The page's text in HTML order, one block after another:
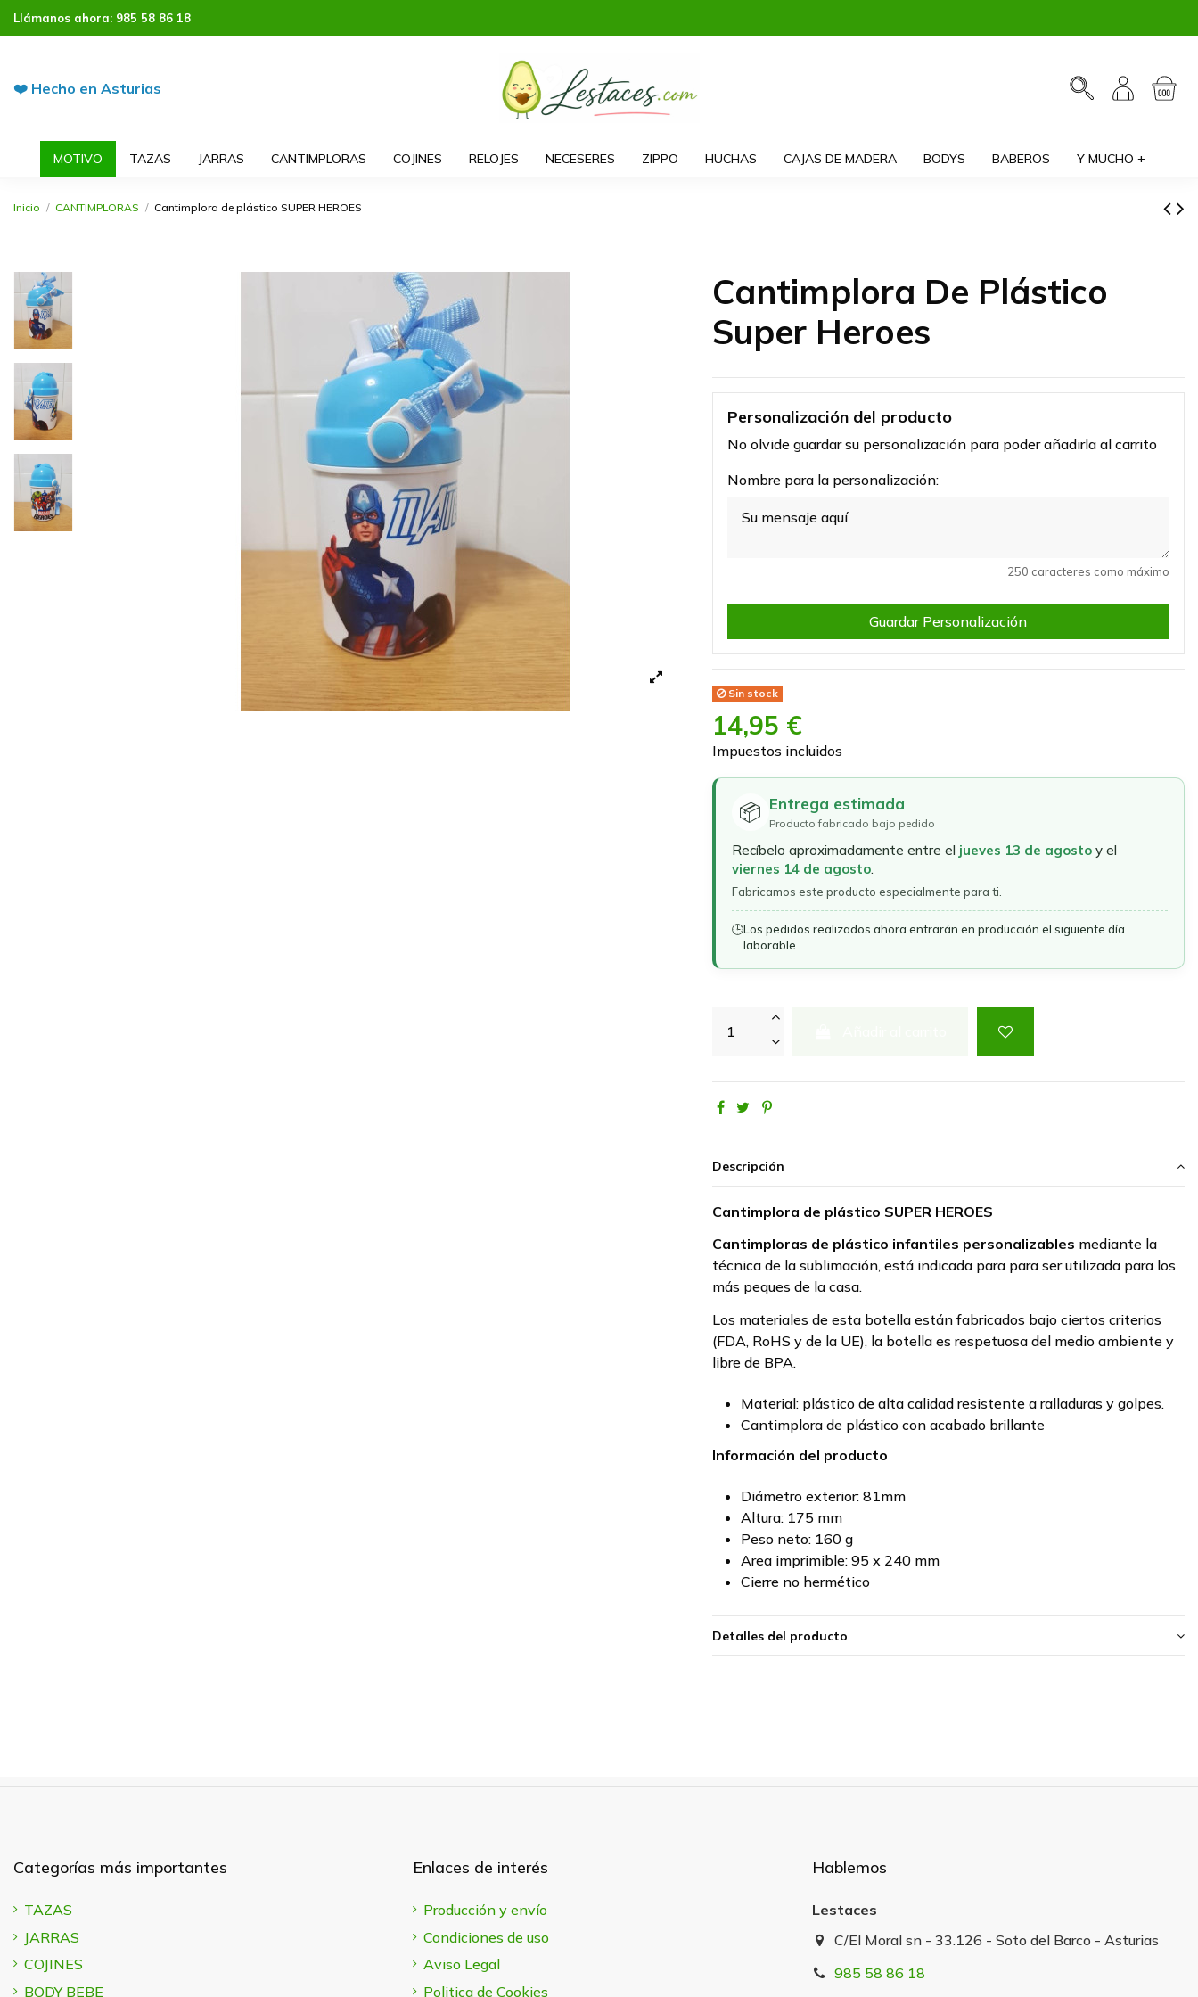
Llámanos ahora: 985 58 86 18
❤️ Hecho en Asturias
MOTIVO TAZAS JARRAS CANTIMPLORAS COJINES RELOJES NECESERES ZIPPO HUCHAS CAJAS DE MADERA BODYS BABEROS Y MUCHO +
Inicio CANTIMPLORAS Cantimplora de plástico SUPER HEROES
Cantimplora De Plástico
Super Heroes
Personalización del producto
No olvide guardar su personalización para poder añadirla al carrito
Nombre para la personalización:
250 caracteres como máximo
Guardar Personalización
Sin stock
14,95 €
Impuestos incluidos
📦 Entrega estimada
Producto fabricado bajo pedido
Recíbelo aproximadamente entre el jueves 13 de agostoy el
viernes 14 de agosto.
Fabricamos este producto especialmente para ti.
🕒Los pedidos realizados ahora entrarán en producción el siguiente día
laborable.
Descripción
Cantimplora de plástico SUPER HEROES
Cantimploras de plástico infantiles personalizables mediante la
técnica de la sublimación, está indicada para para ser utilizada para los
más peques de la casa.
Los materiales de esta botella están fabricados bajo ciertos criterios
(FDA, RoHS y de la UE), la botella es respetuosa del medio ambiente y
libre de BPA.
Material: plástico de alta calidad resistente a ralladuras y golpes.
Cantimplora de plástico con acabado brillante
Información del producto
Diámetro exterior:81mm
Altura:175 mm
Peso neto:160 g
Area imprimible:95 x 240 mm
Cierre no hermético
Detalles del producto
Categorías más importantes
TAZAS
JARRAS
COJINES
BODY BEBE
Enlaces de interés
Producción y envío
Condiciones de uso
Aviso Legal
Politica de Cookies
Hablemos
Lestaces
C/El Moral sn - 33.126 - Soto del Barco - Asturias
985 58 86 18